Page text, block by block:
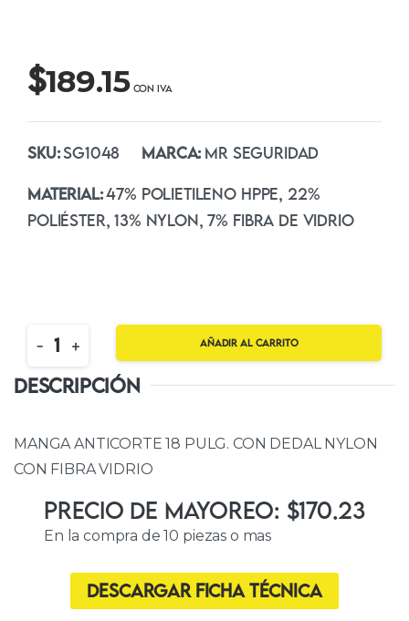
$189.15
SKU:SG1048 MARCA: MR SEGURIDAD
MATERIAL:47% POLIETILENO HPPE, 22%
POLIÉSTER, 13% NYLON, 7% FIBRA DE VIDRIO
Quantity
- + Añadir al carrito
DESCRIPCIÓN
MANGA ANTICORTE 18 PULG. CON DEDAL NYLON
CON FIBRA VIDRIO
Precio de Mayoreo: $170.23
En la compra de 10 piezas o mas
Descargar ficha técnica